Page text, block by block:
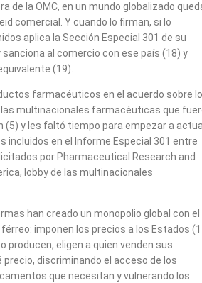
de la OMC, en un mundo globalizado
comercial. Y cuando lo firman, si lo
aplica la Sección Especial 301 de su
al comercio con ese país (18) y
(19).
farmacéuticos en el acuerdo sobre
las multinacionales farmacéuticas que
(5) y les faltó tiempo para empezar a
incluidos en el Informe Especial 301 entre
por Pharmaceutical Research and
lobby de las multinacionales
han creado un monopolio global con el
imponen los precios a los Estados
producen, eligen a quien venden sus
discriminando el acceso de los
que necesitan y vulnerando los